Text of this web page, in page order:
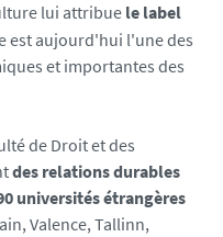
lui attribue le label
est aujourd'hui l'une des
et importantes des
de Droit et des
des relations durables
universités étrangères
Valence, Tallinn,